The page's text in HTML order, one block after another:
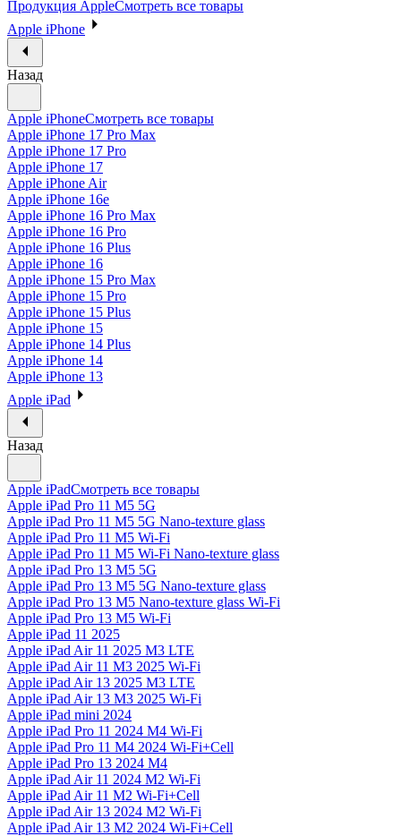
Продукция AppleСмотреть все товары
Apple iPhone
Назад
Apple iPhoneСмотреть все товары
Apple iPhone 17 Pro Max
Apple iPhone 17 Pro
Apple iPhone 17
Apple iPhone Air
Apple iPhone 16e
Apple iPhone 16 Pro Max
Apple iPhone 16 Pro
Apple iPhone 16 Plus
Apple iPhone 16
Apple iPhone 15 Pro Max
Apple iPhone 15 Pro
Apple iPhone 15 Plus
Apple iPhone 15
Apple iPhone 14 Plus
Apple iPhone 14
Apple iPhone 13
Apple iPad
Назад
Apple iPadСмотреть все товары
Apple iPad Pro 11 M5 5G
Apple iPad Pro 11 M5 5G Nano-texture glass
Apple iPad Pro 11 M5 Wi-Fi
Apple iPad Pro 11 M5 Wi-Fi Nano-texture glass
Apple iPad Pro 13 M5 5G
Apple iPad Pro 13 M5 5G Nano-texture glass
Apple iPad Pro 13 M5 Nano-texture glass Wi-Fi
Apple iPad Pro 13 M5 Wi-Fi
Apple iPad 11 2025
Apple iPad Air 11 2025 M3 LTE
Apple iPad Air 11 M3 2025 Wi-Fi
Apple iPad Air 13 2025 M3 LTE
Apple iPad Air 13 M3 2025 Wi-Fi
Apple iPad mini 2024
Apple iPad Pro 11 2024 M4 Wi-Fi
Apple iPad Pro 11 M4 2024 Wi-Fi+Cell
Apple iPad Pro 13 2024 M4
Apple iPad Air 11 2024 M2 Wi-Fi
Apple iPad Air 11 M2 Wi-Fi+Cell
Apple iPad Air 13 2024 M2 Wi-Fi
Apple iPad Air 13 M2 2024 Wi-Fi+Cell